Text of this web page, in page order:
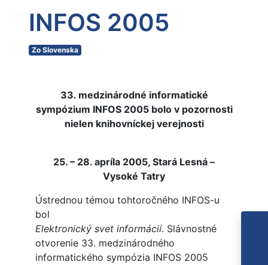
INFOS 2005
Zo Slovenska
33. medzinárodné informatické
sympózium INFOS 2005 bolo v pozornosti
nielen knihovníckej verejnosti
25. – 28. apríla 2005, Stará Lesná –
Vysoké Tatry
Ústrednou témou tohtoročného INFOS-u
bol
Elektronický svet informácií. Slávnostné
otvorenie 33. medzinárodného
informatického sympózia INFOS 2005